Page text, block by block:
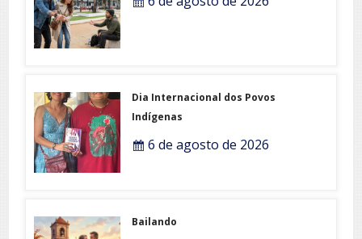
Dia Internacional dos Povos
Indígenas
6 de agosto de 2026
Bailando